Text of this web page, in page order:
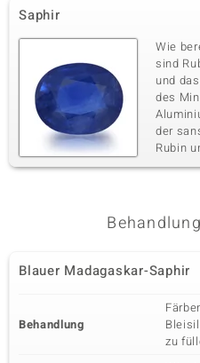
Saphir
Wie
sind
und
des
der
Rubin
Blauer Madagaskar-Saphir
Behandlung
zu